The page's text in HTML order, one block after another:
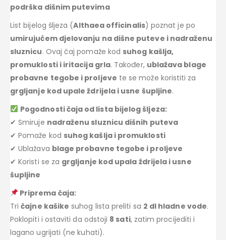
podrška dišnim putevima
List bijelog šljeza (Althaea officinalis) poznat je po
umirujućem djelovanju na dišne puteve i nadraženu
sluznicu. Ovaj čaj pomaže kod suhog kašlja,
promuklosti i iritacija grla. Također, ublažava blage
probavne tegobe i proljeve te se može koristiti za
grgljanje kod upale ždrijela i usne šupljine.
Pogodnosti čaja od lista bijelog šljeza:
✔ Smiruje nadraženu sluznicu dišnih puteva
✔ Pomaže kod suhog kašlja i promuklosti
✔ Ublažava blage probavne tegobe i proljeve
✔ Koristi se za grgljanje kod upala ždrijela i usne
šupljine
Priprema čaja:
Tričajne kašike suhog lista preliti sa 2 dl hladne vode.
Poklopiti i ostaviti da odstoji 8 sati, zatim procijediti i
lagano ugrijati (ne kuhati).